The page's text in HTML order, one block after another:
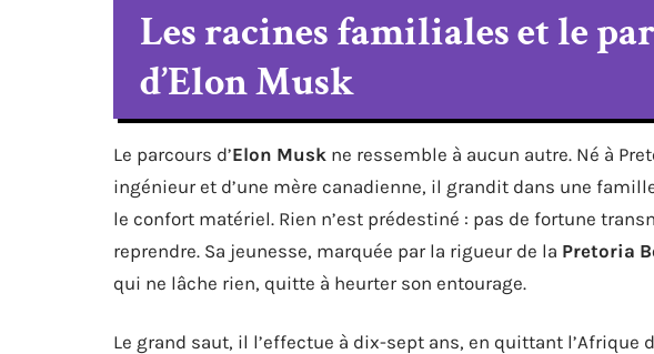
Les racines familiales et le
d’Elon Musk
Le parcours d’Elon Musk ne ressemble à aucun autre. Né à
ingénieur et d’une mère canadienne, il grandit dans une
le confort matériel. Rien n’est prédestiné : pas de fortune
reprendre. Sa jeunesse, marquée par la rigueur de la Pretoria
qui ne lâche rien, quitte à heurter son entourage.
Le grand saut, il l’effectue à dix-sept ans, en quittant l’Afrique